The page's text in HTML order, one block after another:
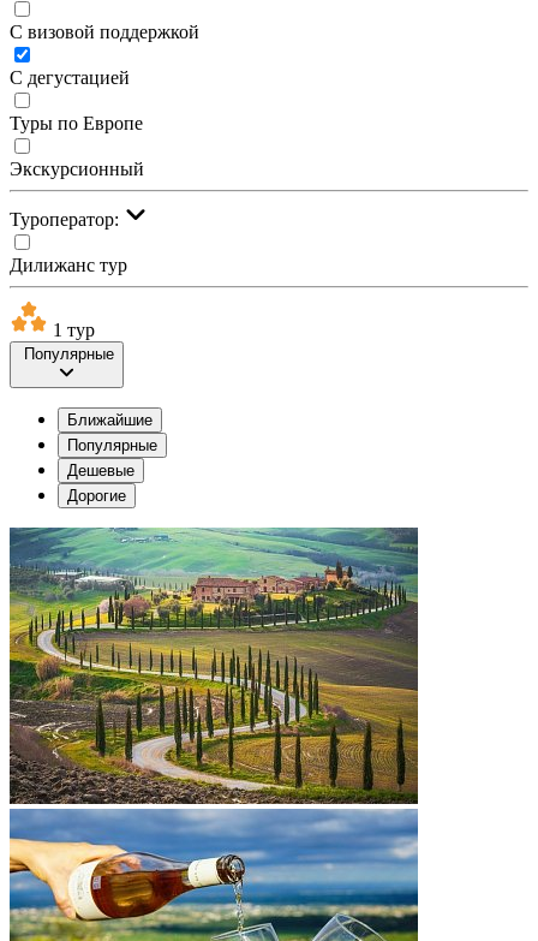
С визовой поддержкой
С дегустацией
Туры по Европе
Экскурсионный
Туроператор:
Дилижанс тур
1 тур
Популярные
Ближайшие
Популярные
Дешевые
Дорогие